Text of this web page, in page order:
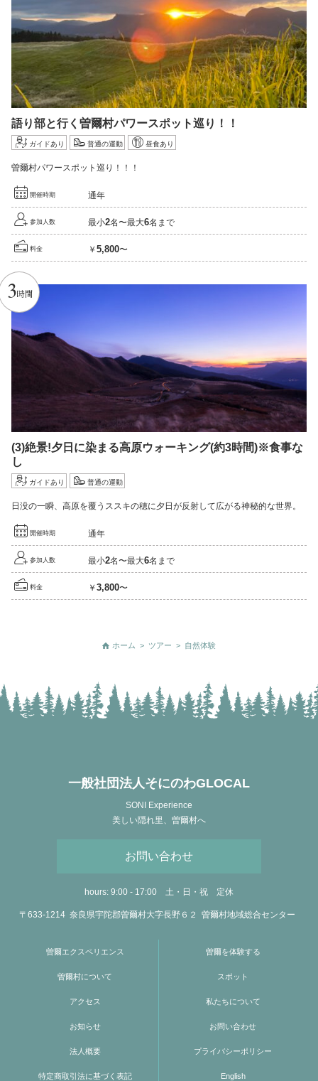
語り部と行く曽爾村パワースポット巡り！！
ガイドあり 普通の運動 昼食あり
曽爾村パワースポット巡り！！！
開催時期 通年
参加人数 最小2名〜最大6名まで
料金 ￥ 5,800〜
3時間
(3)絶景!夕日に染まる高原ウォーキング(約3時間)※食事な
し
ガイドあり 普通の運動
日没の一瞬、高原を覆うススキの穂に夕日が反射して広がる神秘的な世界。
開催時期 通年
参加人数 最小2名〜最大6名まで
料金 ￥ 3,800〜
ホーム > ツアー > 自然体験
一般社団法人そにのわGLOCAL
SONI Experience
美しい隠れ里、曽爾村へ
お問い合わせ
hours: 9:00 - 17:00 土・日・祝 定休
〒633-1214 奈良県宇陀郡曽爾村大字長野６２ 曽爾村地域総合センター
曽爾エクスペリエンス 曽爾を体験する
曽爾村について スポット
アクセス 私たちについて
お知らせ お問い合わせ
法人概要 プライバシーポリシー
特定商取引法に基づく表記 English